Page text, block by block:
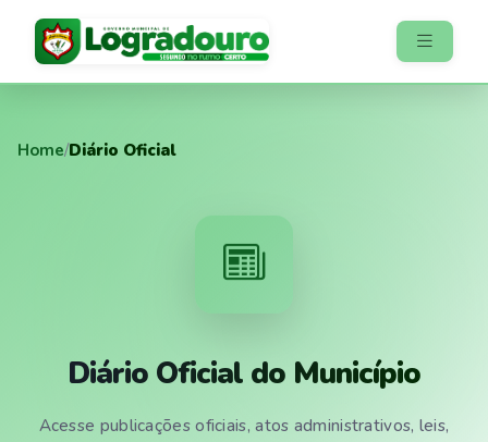
Home/Diário Oficial
Diário Oficial do Município
Acesse publicações oficiais, atos administrativos, leis,